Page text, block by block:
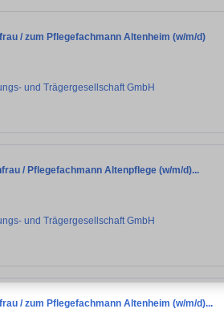
/ zum Pflegefachmann Altenheim (w/m/d)
und Trägergesellschaft GmbH
/ Pflegefachmann Altenpflege (w/m/d)...
und Trägergesellschaft GmbH
/ zum Pflegefachmann Altenheim (w/m/d)...